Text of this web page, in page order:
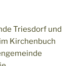
Triesdorf und
Kirchenbuch